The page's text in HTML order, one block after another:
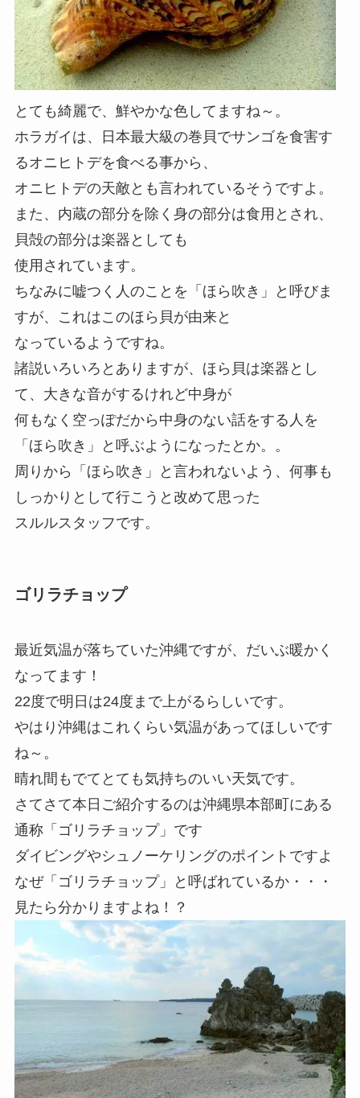
とても綺麗で、鮮やかな色してますね～。
ホラガイは、日本最大級の巻貝でサンゴを食害す
るオニヒトデを食べる事から、
オニヒトデの天敵とも言われているそうですよ。
また、内蔵の部分を除く身の部分は食用とされ、
貝殻の部分は楽器としても
使用されています。
ちなみに嘘つく人のことを「ほら吹き」と呼びま
すが、これはこのほら貝が由来と
なっているようですね。
諸説いろいろとありますが、ほら貝は楽器とし
て、大きな音がするけれど中身が
何もなく空っぽだから中身のない話をする人を
「ほら吹き」と呼ぶようになったとか。。
周りから「ほら吹き」と言われないよう、何事も
しっかりとして行こうと改めて思った
スルルスタッフです。
ゴリラチョップ
最近気温が落ちていた沖縄ですが、だいぶ暖かく
なってます！
22度で明日は24度まで上がるらしいです。
やはり沖縄はこれくらい気温があってほしいです
ね～。
晴れ間もでてとても気持ちのいい天気です。
さてさて本日ご紹介するのは沖縄県本部町にある
通称「ゴリラチョップ」です
ダイビングやシュノーケリングのポイントですよ
なぜ「ゴリラチョップ」と呼ばれているか・・・
見たら分かりますよね！？